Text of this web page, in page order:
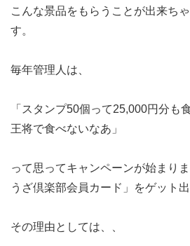
こんな景品をもらうことが出来ち
す。
毎年管理人は、
「スタンプ50個って25,000円分も
王将で食べないなあ」
って思ってキャンペーンが始まり
うざ倶楽部会員カード」をゲット出
その理由としては、、